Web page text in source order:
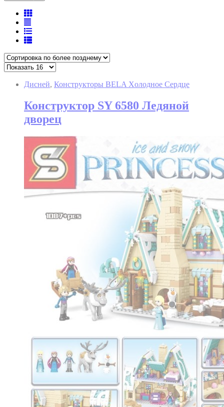
Дисней, Конструкторы BELA Xолодное Cердце
Конструктор SY 6580 Ледяной
дворец